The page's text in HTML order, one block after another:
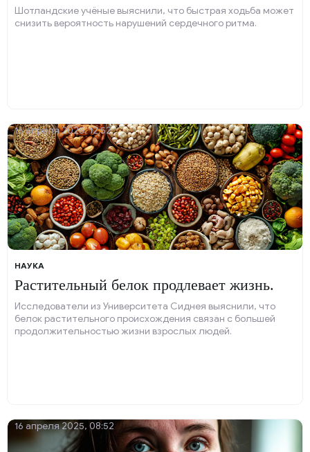
Шотландские учёные выяснили, что быстрая ходьба может
снизить вероятность нарушений сердечного ритма.
НАУКА
Растительный белок продлевает жизнь.
Исследователи из Университета Сиднея выяснили, что
белок растительного происхождения связан с большей
продолжительностью жизни взрослых людей.
16 апреля 2025, 12:52
16 апреля 2025, 08:52